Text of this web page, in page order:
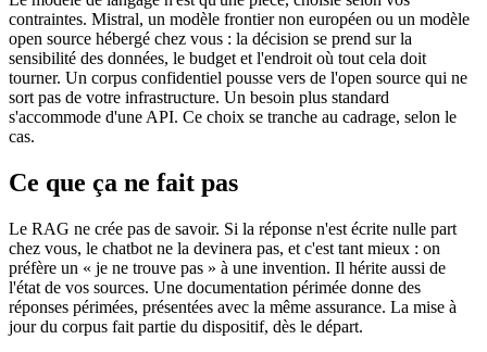
contraintes. Mistral, un modèle frontier non européen ou un modèle
open source hébergé chez vous : la décision se prend sur la
sensibilité des données, le budget et l'endroit où tout cela doit
tourner. Un corpus confidentiel pousse vers de l'open source qui ne
sort pas de votre infrastructure. Un besoin plus standard
s'accommode d'une API. Ce choix se tranche au cadrage, selon le
cas.
Ce que ça ne fait pas
Le RAG ne crée pas de savoir. Si la réponse n'est écrite nulle part
chez vous, le chatbot ne la devinera pas, et c'est tant mieux : on
préfère un « je ne trouve pas » à une invention. Il hérite aussi de
l'état de vos sources. Une documentation périmée donne des
réponses périmées, présentées avec la même assurance. La mise à
jour du corpus fait partie du dispositif, dès le départ.